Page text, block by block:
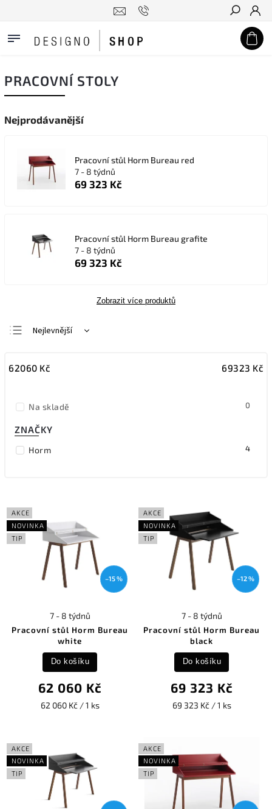
Hledat
PRACOVNÍ STOLY
Nejprodávanější
Pracovní stůl Horm Bureau red
7 - 8 týdnů
69 323 Kč
Pracovní stůl Horm Bureau grafite
7 - 8 týdnů
69 323 Kč
Zobrazit více produktů
Nejlevnější
Nejprodávanější
62060 Kč 69323 Kč
Na skladě 0
ZNAČKY
Horm 4
AKCE
NOVINKA
TIP
–15 %
Pracovní stůl Horm Bureau
white
7 - 8 týdnů
62 060 Kč
62 060 Kč / 1 ks
Do košíku
AKCE
NOVINKA
TIP
–12 %
Pracovní stůl Horm Bureau
black
7 - 8 týdnů
69 323 Kč
69 323 Kč / 1 ks
Do košíku
AKCE
NOVINKA
TIP
AKCE
NOVINKA
TIP